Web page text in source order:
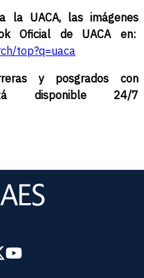
la UACA, las imágenes
Oficial de UACA en:
top?q=uaca
y posgrados con
disponible 24/7